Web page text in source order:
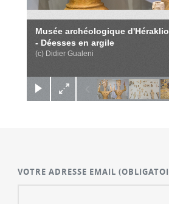
Musée archéologique
- Déesses en argile
(c) Didier Gualeni
VOTRE ADRESSE EMAIL